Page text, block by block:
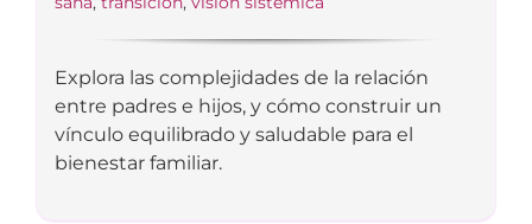
Explora las complejidades de la relación
entre padres e hijos, y cómo construir un
vínculo equilibrado y saludable para el
bienestar familiar.